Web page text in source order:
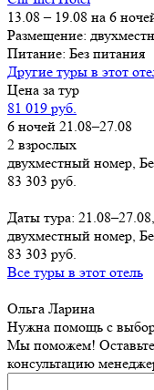
13.08 – 19.08 на 6
Размещение:
Питание: Без питания
Другие туры в этот
Цена за тур
81 019 руб.
6 ночей 21.08–27.08
2 взрослых
двухместный номер,
83 303 руб.
Даты тура:
двухместный номер,
83 303 руб.
Все туры в этот отель
Ольга Ларина
Нужна помощь с
Мы поможем!
консультацию